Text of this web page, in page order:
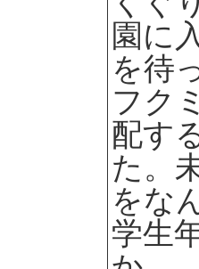
園に
を待
フク
配す
た。
をな
学生